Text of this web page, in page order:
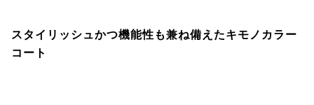
スタイリッシュかつ機能性も兼ね備えたキモノカラー
コート